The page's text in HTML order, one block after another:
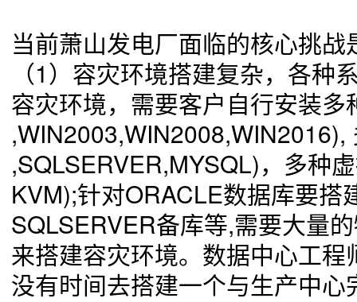
当前萧山发电厂面临的核心挑战
（1） 容灾环境搭建复杂，各种
容灾环境，需要客户自行安装
,SQLSERVER,MYSQL)，多种
KVM);针对ORACLE数据库要搭
SQLSERVER备库等,需要大量
来搭建容灾环境。数据中心工
没有时间去搭建一个与生产中